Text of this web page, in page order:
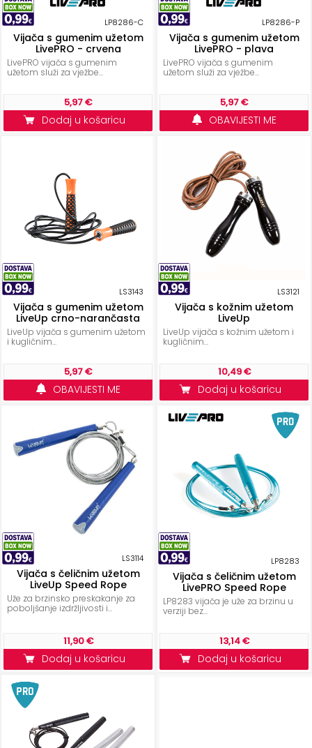
+Oporavak
i
Rehabilitacija
Remeni,
i
ostalo
Razonoda
Odjeća
Pripreme
O
KONTAKT
Pravila
o
kolačićima
LP8286-C
Vijača s gumenim užetom
LivePRO - crvena
LivePRO vijača s gumenim
užetom služi za vježbe...
5,97 €
Dodaj u košaricu
LP8286-P
Vijača s gumenim užetom
LivePRO - plava
LivePRO vijača s gumenim
užetom služi za vježbe...
5,97 €
OBAVIJESTI ME
LS3143
Vijača s gumenim užetom
LiveUp crno-narančasta
LiveUp vijača s gumenim užetom
i kugličnim...
5,97 €
OBAVIJESTI ME
LS3121
Vijača s kožnim užetom
LiveUp
LiveUp vijača s kožnim užetom i
kugličnim...
10,49 €
Dodaj u košaricu
LS3114
Vijača s čeličnim užetom
LiveUp Speed Rope
Uže za brzinsko preskakanje za
poboljšanje izdržljivosti i...
11,90 €
Dodaj u košaricu
LP8283
Vijača s čeličnim užetom
LivePRO Speed Rope
LP8283 vijača je uže za brzinu u
verziji bez...
13,14 €
Dodaj u košaricu